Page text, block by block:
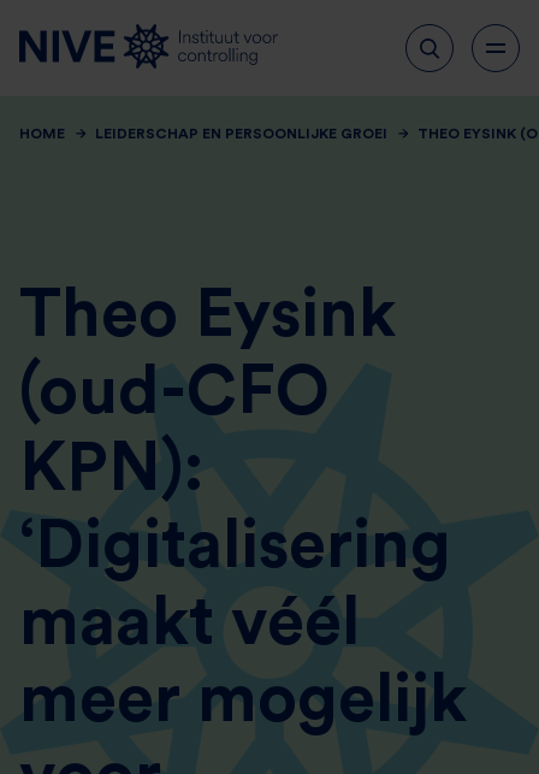
HOME LEIDERSCHAP EN PERSOONLIJKE GROEI THEO EYSINK
Theo Eysink
(oud-CFO
KPN):
‘Digitalisering
maakt véél
meer mogelijk